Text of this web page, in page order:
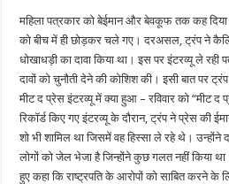
महिला पत्रकार को बेईमान और बेवकूफ तक कह
को बीच में ही छोड़कर चले गए। दरअसल, ट्रंप ने
धोखाधड़ी का दावा किया था। इस पर इंटरव्यू ले
दावों को चुनौती देने की कोशिश की। इसी बात पर
मीट द प्रेस इंटरव्यू में क्या हुआ – रविवार को “मीट
रिकॉर्ड किए गए इंटरव्यू के दौरान, ट्रंप ने प्रेस की
शो भी शामिल था जिसमें वह हिस्सा ले रहे थे। उन्होंने
लोगों को जेल भेजा है जिन्होंने कुछ गलत नहीं किया
हुए कहा कि राष्ट्रपति के आरोपों को साबित करने के